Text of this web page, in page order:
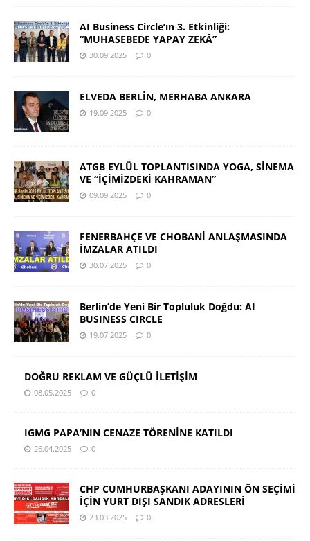
AI Business Circle’ın 3. Etkinliği:
“MUHASEBEDE YAPAY ZEKÂ”
30.09.2025 0
ELVEDA BERLİN, MERHABA ANKARA
19.09.2025 0
ATGB EYLÜL TOPLANTISINDA YOGA, SİNEMA
VE “İÇİMİZDEKİ KAHRAMAN”
09.09.2025 0
FENERBAHÇE VE CHOBANİ ANLAŞMASINDA
İMZALAR ATILDI
30.07.2025 0
Berlin’de Yeni Bir Topluluk Doğdu: AI
BUSINESS CIRCLE
19.07.2025 0
DOĞRU REKLAM VE GÜÇLÜ İLETİŞİM
08.05.2025 0
IGMG PAPA’NIN CENAZE TÖRENİNE KATILDI
26.04.2025 0
CHP CUMHURBAŞKANI ADAYININ ÖN SEÇİMİ
İÇİN YURT DIŞI SANDIK ADRESLERİ
23.03.2025 0